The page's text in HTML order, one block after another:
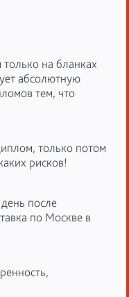
на бланках
абсолютную
тем, что
только потом
рисков!
после
по Москве в